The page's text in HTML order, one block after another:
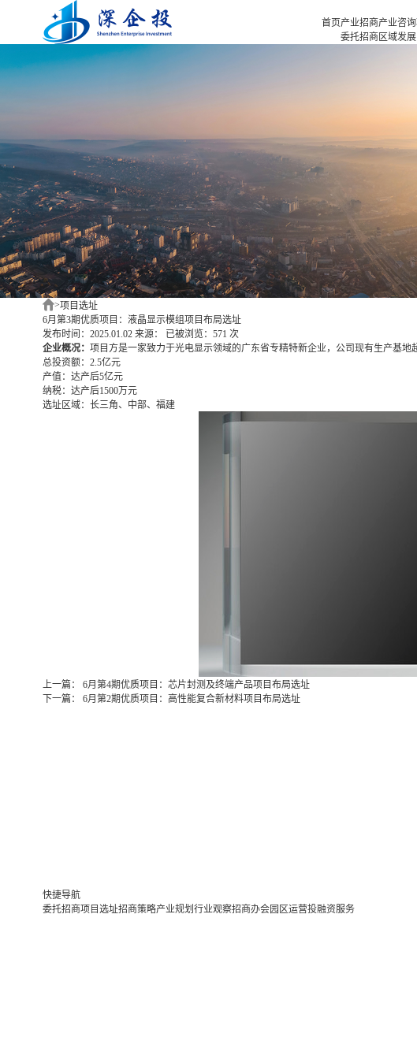
首页产业招商
委托招商
产业咨询
区域发展
产业招商
新闻中心
关于我们
深企投产业研究院
>项目选址
6月第3期优质项目：液晶显示模组项目布局选址
发布时间：2025.01.02 来源：
已被浏览：571 次
企业概况： 项目方是一家致力于光电显示领域的广东省专精特新企业，公司现有生产基
总投资额： 2.5亿元
产值： 达产后5亿元
纳税： 达产后1500万元
选址区域： 长三角、中部、福建
上一篇： 6月第4期优质项目：芯片封测及终端产品项目布局选址
下一篇： 6月第2期优质项目：高性能复合新材料项目布局选址
快捷导航
委托招商项目选址招商策略产业规划 行业观察招商办会园区运营投融资服务